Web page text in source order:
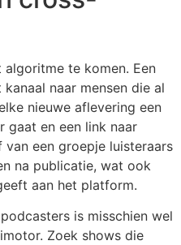
te komen. Een
naar mensen die al
nieuwe aflevering een
gaat en een link naar
een groepje luisteraars
na publicatie, wat ook
aan het platform.
is misschien wel
Zoek shows die